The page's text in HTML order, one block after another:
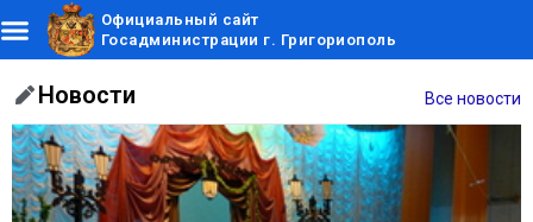
Официальный сайт
Госадминистрации г. Григориополь
Новости Все новости